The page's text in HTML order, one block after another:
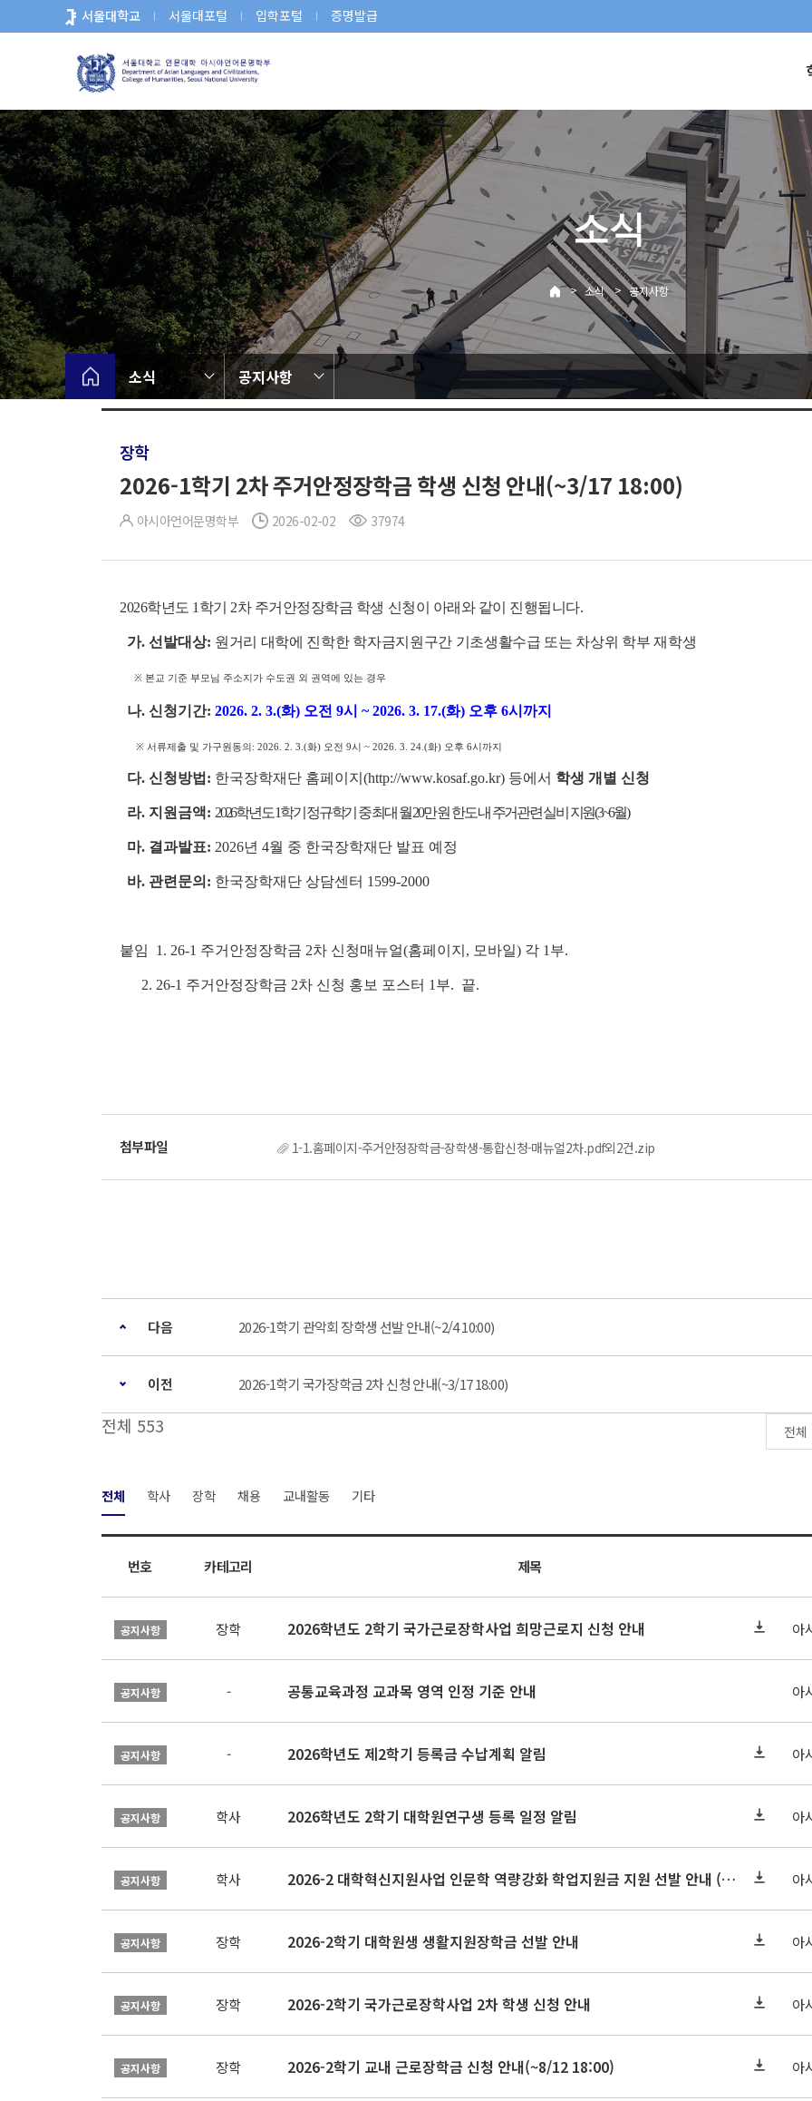
로
뉴
서울대학교 서울대포털 입학포털 증명발급
소식
> 소식 > 공지사항
소식 공지사항
장학
2026-1학기 2차 주거안정장학금 학생 신청 안내(~3/17 18:00)
아시아언어문명학부 2026-02-02 37974
2026학년도 1학기 2차 주거안정장학금 학생 신청이 아래와 같이 진행됩니다.
가. 선발대상: 원거리 대학에 진학한 학자금지원구간 기초생활수급 또는 차상위 학부 재학생
※ 본교 기준 부모님 주소지가 수도권 외 권역에 있는 경우
나. 신청기간: 2026. 2. 3.(화) 오전 9시 ~ 2026. 3. 17.(화) 오후 6시까지
※ 서류제출 및 가구원동의: 2026. 2. 3.(화) 오전 9시 ~ 2026. 3. 24.(화) 오후 6시까지
다. 신청방법: 한국장학재단 홈페이지(http://www.kosaf.go.kr) 등에서 학생 개별 신청
라. 지원금액: 2026학년도 1학기 정규학기 중 최대 월 20만 원 한도 내 주거관련 실비 지원(3~6월)
마. 결과발표: 2026년 4월 중 한국장학재단 발표 예정
바. 관련문의: 한국장학재단 상담센터 1599-2000
붙임 1. 26-1 주거안정장학금 2차 신청매뉴얼(홈페이지, 모바일) 각 1부.
2. 26-1 주거안정장학금 2차 신청 홍보 포스터 1부. 끝.
1-1.홈페이지-주거안정장학금-장학생-통합신청-매뉴얼2차.pdf외2건.zip
다음 2026-1학기 관악회 장학생 선발 안내(~2/4 10:00)
이전 2026-1학기 국가장학금 2차 신청 안내(~3/17 18:00)
전체 553
전체 학사 장학 채용 교내활동 기타
번호 카테고리 제목
공지사항 장학 2026학년도 2학기 국가근로장학사업 희망근로지 신청 안내 아
공지사항 - 공통교육과정 교과목 영역 인정 기준 안내 아
공지사항 - 2026학년도 제2학기 등록금 수납계획 알림 아
공지사항 학사 2026학년도 2학기 대학원연구생 등록 일정 알림 아
공지사항 학사 2026-2 대학혁신지원사업 인문학 역량강화 학업지원금 지원 선발 안내 (학/석/박사) 아
공지사항 장학 2026-2학기 대학원생 생활지원장학금 선발 안내 아
공지사항 장학 2026-2학기 국가근로장학사업 2차 학생 신청 안내 아
공지사항 장학 2026-2학기 교내 근로장학금 신청 안내(~8/12 18:00) 아